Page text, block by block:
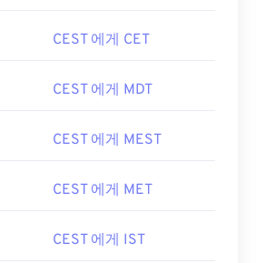
CEST 에게 CET
CEST 에게 MDT
CEST 에게 MEST
CEST 에게 MET
CEST 에게 IST